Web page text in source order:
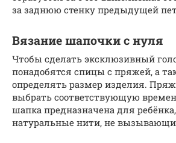
за заднюю стенку предыдущей
Вязание шапочки с нуля
Чтобы сделать эксклюзивный
понадобятся спицы с пряжей, а
определять размер изделия.
выбрать соответствующую
шапка предназначена для
натуральные нити, не